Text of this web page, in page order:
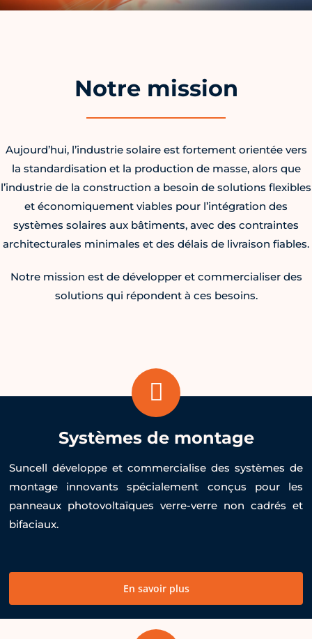
Notre mission
Aujourd’hui, l’industrie solaire est fortement orientée vers
la standardisation et la production de masse, alors que
l’industrie de la construction a besoin de solutions flexibles
et économiquement viables pour l’intégration des
systèmes solaires aux bâtiments, avec des contraintes
architecturales minimales et des délais de livraison fiables.
Notre mission est de développer et commercialiser des
solutions qui répondent à ces besoins.
Systèmes de montage
Suncell développe et commercialise des systèmes de
montage innovants spécialement conçus pour les
panneaux photovoltaïques verre-verre non cadrés et
bifaciaux.
En savoir plus